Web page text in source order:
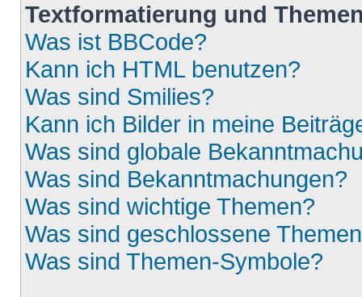
Textformatierung und
Was ist BBCode?
Kann ich HTML benutzen?
Was sind Smilies?
Kann ich Bilder in meine
Was sind globale
Was sind Bekanntmachungen?
Was sind wichtige Themen?
Was sind geschlossene
Was sind Themen-Symbole?